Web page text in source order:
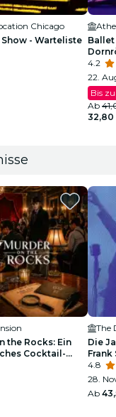
Chicago
- Warteliste
4.2
22.
Bis
Ab
32,80
the Rocks: Ein
Cocktail-
The
Die
Frank
4.8
28.
Ab